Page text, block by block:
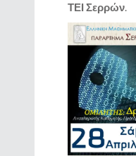
ΤΕΙ Σερρών.